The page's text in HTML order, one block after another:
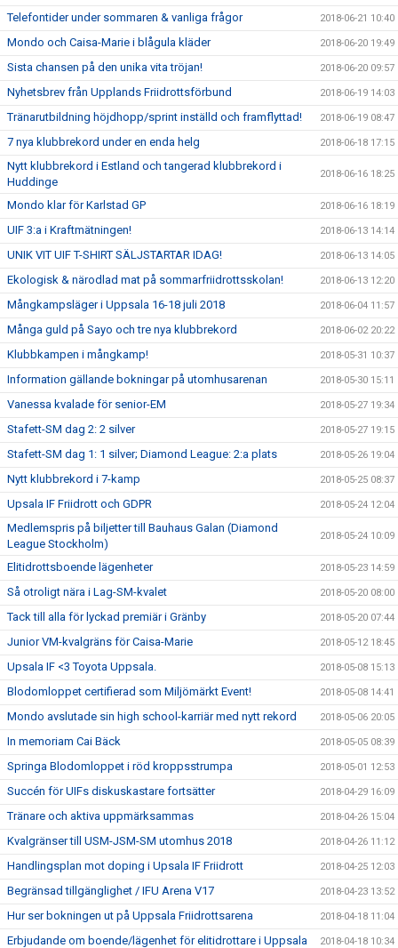
Telefontider under sommaren & vanliga frågor 2018-06-21 10:40
Mondo och Caisa-Marie i blågula kläder 2018-06-20 19:49
Sista chansen på den unika vita tröjan! 2018-06-20 09:57
Nyhetsbrev från Upplands Friidrottsförbund 2018-06-19 14:03
Tränarutbildning höjdhopp/sprint inställd och framflyttad! 2018-06-19 08:47
7 nya klubbrekord under en enda helg 2018-06-18 17:15
Nytt klubbrekord i Estland och tangerad klubbrekord i
Huddinge
2018-06-16 18:25
Mondo klar för Karlstad GP 2018-06-16 18:19
UIF 3:a i Kraftmätningen! 2018-06-13 14:14
UNIK VIT UIF T-SHIRT SÄLJSTARTAR IDAG! 2018-06-13 14:05
Ekologisk & närodlad mat på sommarfriidrottsskolan! 2018-06-13 12:20
Mångkampsläger i Uppsala 16-18 juli 2018 2018-06-04 11:57
Många guld på Sayo och tre nya klubbrekord 2018-06-02 20:22
Klubbkampen i mångkamp! 2018-05-31 10:37
Information gällande bokningar på utomhusarenan 2018-05-30 15:11
Vanessa kvalade för senior-EM 2018-05-27 19:34
Stafett-SM dag 2: 2 silver 2018-05-27 19:15
Stafett-SM dag 1: 1 silver; Diamond League: 2:a plats 2018-05-26 19:04
Nytt klubbrekord i 7-kamp 2018-05-25 08:37
Upsala IF Friidrott och GDPR 2018-05-24 12:04
Medlemspris på biljetter till Bauhaus Galan (Diamond
League Stockholm)
2018-05-24 10:09
Elitidrottsboende lägenheter 2018-05-23 14:59
Så otroligt nära i Lag-SM-kvalet 2018-05-20 08:00
Tack till alla för lyckad premiär i Gränby 2018-05-20 07:44
Junior VM-kvalgräns för Caisa-Marie 2018-05-12 18:45
Upsala IF <3 Toyota Uppsala. 2018-05-08 15:13
Blodomloppet certifierad som Miljömärkt Event! 2018-05-08 14:41
Mondo avslutade sin high school-karriär med nytt rekord 2018-05-06 20:05
In memoriam Cai Bäck 2018-05-05 08:39
Springa Blodomloppet i röd kroppsstrumpa 2018-05-01 12:53
Succén för UIFs diskuskastare fortsätter 2018-04-29 16:09
Tränare och aktiva uppmärksammas 2018-04-26 15:04
Kvalgränser till USM-JSM-SM utomhus 2018 2018-04-26 11:12
Handlingsplan mot doping i Upsala IF Friidrott 2018-04-25 12:03
Begränsad tillgänglighet / IFU Arena V17 2018-04-23 13:52
Hur ser bokningen ut på Uppsala Friidrottsarena 2018-04-18 11:04
Erbjudande om boende/lägenhet för elitidrottare i Uppsala 2018-04-18 10:34